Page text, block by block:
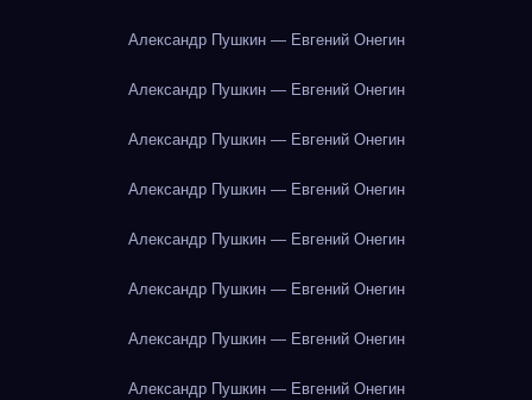
Александр Пушкин — Евгений Онегин
Александр Пушкин — Евгений Онегин
Александр Пушкин — Евгений Онегин
Александр Пушкин — Евгений Онегин
Александр Пушкин — Евгений Онегин
Александр Пушкин — Евгений Онегин
Александр Пушкин — Евгений Онегин
Александр Пушкин — Евгений Онегин